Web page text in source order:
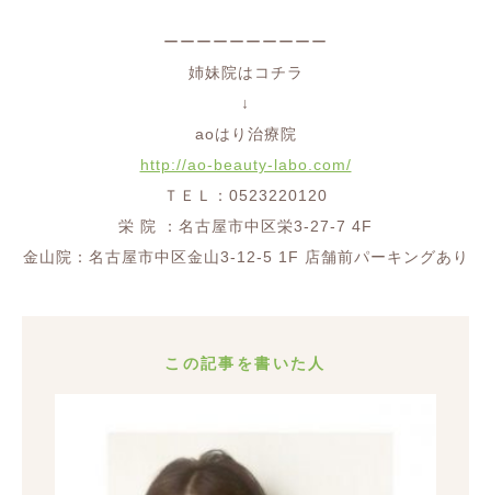
ーーーーーーーーーー
姉妹院はコチラ
↓
aoはり治療院
http://ao-beauty-labo.com/
ＴＥＬ：0523220120
栄 院 ：名古屋市中区栄3-27-7 4F
金山院：名古屋市中区金山3-12-5 1F 店舗前パーキングあり
この記事を書いた人